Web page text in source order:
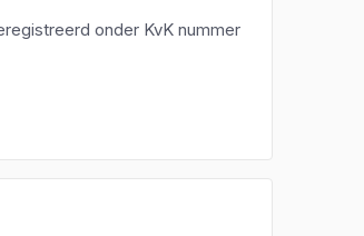
onder KvK nummer